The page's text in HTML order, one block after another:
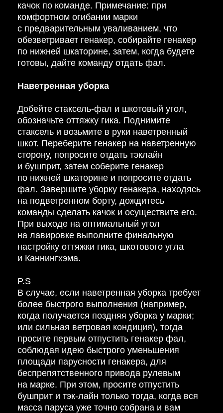
качок по команде. Примечание: при
комфортном огибании марки
с предварительным уваливанием, что
обезветривает генакер, собирайте генакер
по нижней шкаторине, затем, когда будете
готовы, дайте команду отдать фал.
Наветренная уборка
Добейте стаксель-фал и шкотовый угол,
обозначьте оттяжку гика. Поднимите
стаксель и возьмите в руки наветренный
шкот. Переберите генакер на наветренную
сторону, попросите отдать тэклайн
и бушприт, затем соберите генакер
по нижней шкаторине и попросите отдать
фал. Завершите уборку генакера, находясь
на подветренном борту, дождитесь
команды сделать качок и осуществите его.
При выходе на оптимальный угол
на лавировке выполните финальную
настройку оттяжки гика, шкотового угла
и Каннингхэма.
P.S
В случае, если наветренная уборка требует
более быстрого выполнения (например,
когда получается поздняя уборка у марки;
или сильная ветровая кондиция), тогда
просите первым отпустить генакер фал,
соблюдая идею быстрого уменьшения
площади парусности генакера, для
беспрепятственного привода рулевым
на марке. При этом, просите отпустить
бушприт и тэк-лайн только тогда, когда вся
масса паруса уже точно собрана и вам